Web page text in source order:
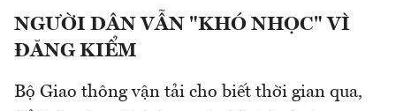
NGƯỜI DÂN VẪN "KHÓ NHỌC" VÌ
ĐĂNG KIỂM
Bộ Giao thông vận tải cho biết thời gian qua,